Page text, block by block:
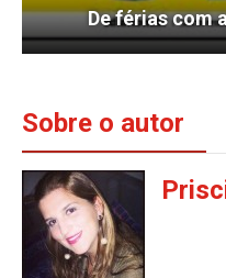
De férias com
Sobre o autor